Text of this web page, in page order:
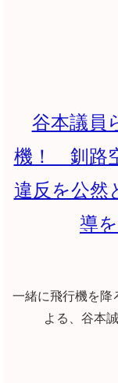
谷本議員
機！ 釧路
違反を公然
導
一緒に飛行機を降
よる、谷本